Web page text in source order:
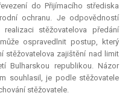
do Přijímacího střediska
ochranu. Je odpovědností
stěžovatelova předání
ospravedlnit postup, který
stěžovatelova zajištění nad limit
Bulharskou republikou. Názor
souhlasil, je podle stěžovatele
stěžovatele.